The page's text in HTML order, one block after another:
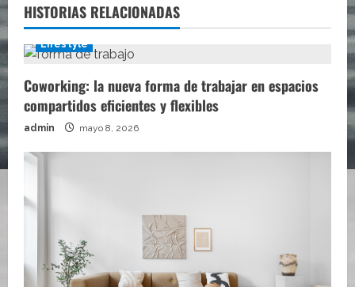
HISTORIAS RELACIONADAS
Lifestyle
Coworking: la nueva forma de trabajar en espacios
compartidos eficientes y flexibles
admin mayo 8, 2026